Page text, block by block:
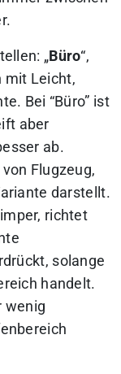
„Büro“,
mit Leicht,
Bei “Büro” ist
aber
ab.
Flugzeug,
darstellt.
richtet
solange
handelt.
wenig